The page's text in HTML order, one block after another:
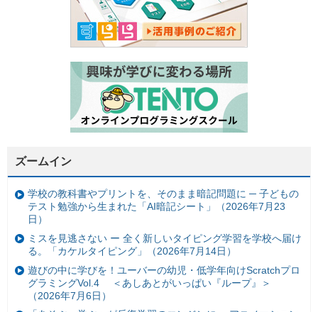
ズームイン
学校の教科書やプリントを、そのまま暗記問題に ─ 子どもの
テスト勉強から生まれた「AI暗記シート」（2026年7月23
日）
ミスを見逃さない ー 全く新しいタイピング学習を学校へ届け
る。「カケルタイピング」（2026年7月14日）
遊びの中に学びを！ユーバーの幼児・低学年向けScratchプロ
グラミングVol.4 ＜あしあとがいっぱい『ループ』＞
（2026年7月6日）